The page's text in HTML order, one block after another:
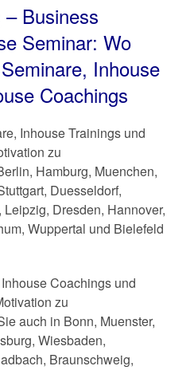
Business
Seminar: Wo
Inhouse
Coachings
Inhouse Trainings und
zu
Hamburg, Muenchen,
Duesseldorf,
Dresden, Hannover,
Wuppertal und Bielefeld
Coachings und
zu
auch in Bonn, Muenster,
Wiesbaden,
Braunschweig,